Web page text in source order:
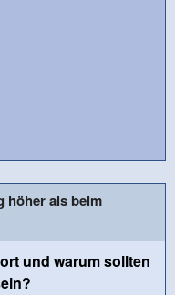
höher als beim
und warum sollten